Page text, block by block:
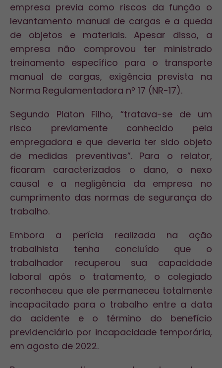
empresa previa como riscos da função o
levantamento manual de cargas e a queda
de objetos e materiais. Apesar disso, a
empresa não comprovou ter ministrado
treinamento específico para o transporte
manual de cargas, exigência prevista na
Norma Regulamentadora nº 17 (NR-17).
Segundo Platon Filho, “tratava-se de um
risco previamente conhecido pela
empregadora e que deveria ter sido objeto
de medidas preventivas”. Para o relator,
ficaram caracterizados o dano, o nexo
causal e a negligência da empresa no
cumprimento das normas de segurança do
trabalho.
Embora a perícia realizada na ação
trabalhista tenha concluído que o
trabalhador recuperou sua capacidade
laboral após o tratamento, o colegiado
reconheceu que ele permaneceu totalmente
incapacitado para o trabalho entre a data
do acidente e o término do benefício
previdenciário por incapacidade temporária,
em agosto de 2022.